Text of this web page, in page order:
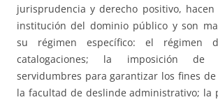
jurisprudencia y derecho positivo, hacen
institución del dominio público y son
su régimen específico: el régimen
catalogaciones; la imposición de
servidumbres para garantizar los fines
la facultad de deslinde administrativo; la